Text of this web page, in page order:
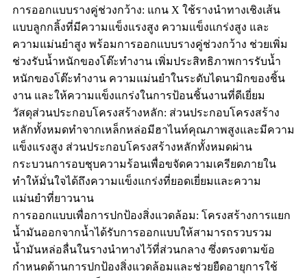
การออกแบบรางคู่ช่วงกว้าง: แกน X ใช้รางนำทางเชิงเส้น
แบบลูกกลิ้งที่มีความแข็งแรงสูง ความแข็งแกร่งสูง และ
ความแม่นยำสูง พร้อมการออกแบบรางคู่ช่วงกว้าง ช่วยเพิ่ม
ช่วงรับน้ำหนักของโต๊ะทำงาน เพิ่มประสิทธิภาพการรับน้ำ
หนักของโต๊ะทำงาน ความแม่นยำในระดับไดนามิกของชิ้น
งาน และให้ความแข็งแกร่งในการป้อนชิ้นงานที่ดีเยี่ยม
วัสดุส่วนประกอบโครงสร้างหลัก: ส่วนประกอบโครงสร้าง
หลักทั้งหมดทำจากเหล็กหล่อมีฮาไนท์คุณภาพสูงและมีความ
แข็งแรงสูง ส่วนประกอบโครงสร้างหลักทั้งหมดผ่าน
กระบวนการอบชุบความร้อนเพื่อขจัดความเครียดภายใน
ทำให้มั่นใจได้ถึงความแข็งแกร่งที่ยอดเยี่ยมและความ
แม่นยำที่ยาวนาน
การออกแบบเพื่อการปกป้องสิ่งแวดล้อม: โครงสร้างการแยก
น้ำมันออกจากน้ำได้รับการออกแบบให้สามารถรวบรวม
น้ำมันหล่อลื่นในรางนำทางไว้ที่ส่วนกลาง ซึ่งตรงตามข้อ
กำหนดด้านการปกป้องสิ่งแวดล้อมและช่วยยืดอายุการใช้